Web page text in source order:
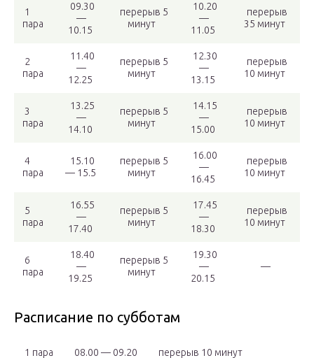
1
пара
09.30
—
10.15
перерыв 5
минут
10.20
—
11.05
перерыв
35 минут
2
пара
11.40
—
12.25
перерыв 5
минут
12.30
—
13.15
перерыв
10 минут
3
пара
13.25
—
14.10
перерыв 5
минут
14.15
—
15.00
перерыв
10 минут
4
пара
15.10
— 15.5
перерыв 5
минут
16.00
—
16.45
перерыв
10 минут
5
пара
16.55
—
17.40
перерыв 5
минут
17.45
—
18.30
перерыв
10 минут
6
пара
18.40
—
19.25
перерыв 5
минут
19.30
—
20.15
—
Расписание по субботам
1 пара 08.00 — 09.20 перерыв 10 минут